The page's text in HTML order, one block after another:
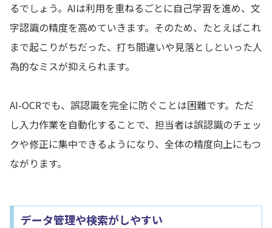
るでしょう。AIは利用を重ねるごとに自己学習を進め、文
字認識の精度を高めていきます。そのため、たとえばこれ
まで起こりがちだった、打ち間違いや見落としといった人
為的なミスが抑えられます。
AI-OCRでも、誤認識を完全に防ぐことは困難です。ただ
し入力作業を自動化することで、担当者は誤認識のチェッ
クや修正に集中できるようになり、全体の精度向上にもつ
ながります。
データ管理や検索がしやすい